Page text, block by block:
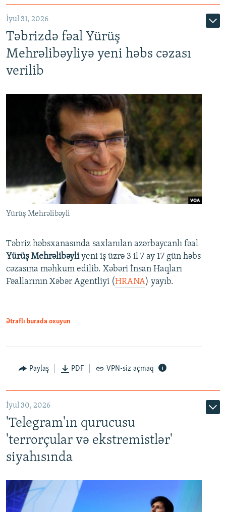
İyul 31, 2026
Təbrizdə fəal Yürüş
Mehrəlibəyliyə yeni həbs cəzası
verilib
Yürüş Mehrəlibəyli
Təbriz həbsxanasında saxlanılan azərbaycanlı fəal
Yürüş Mehrəlibəyliyeni iş üzrə 3 il 7 ay 17 gün həbs
cəzasına məhkum edilib. Xəbəri İnsan Haqları
Fəallarının Xəbər Agentliyi (HRANA) yayıb.
Ətraflı burada oxuyun
Paylaş PDF VPN-siz açmaq
İyul 30, 2026
'Telegram'ın qurucusu
'terrorçular və ekstremistlər'
siyahısında